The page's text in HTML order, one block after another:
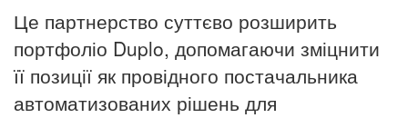
Це партнерство суттєво розширить
портфоліо Duplo, допомагаючи зміцнити
її позиції як провідного постачальника
автоматизованих рішень для